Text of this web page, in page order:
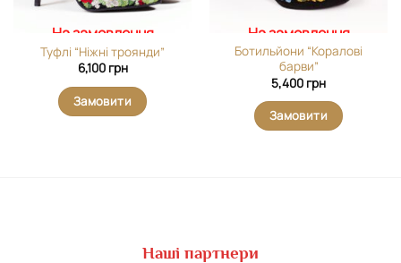
На замовлення
Туфлі “Ніжні троянди”
6,100 грн
Замовити
На замовлення
Ботильйони “Коралові
барви”
5,400 грн
Замовити
Наші партнери